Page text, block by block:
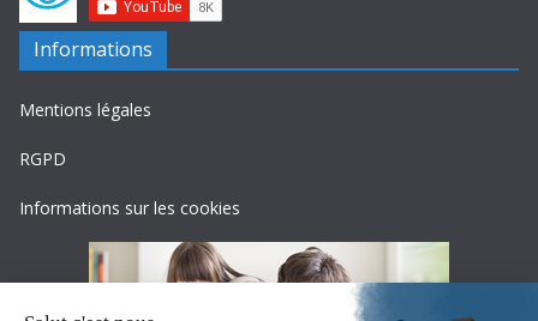
Informations
Mentions légales
RGPD
Informations sur les cookies